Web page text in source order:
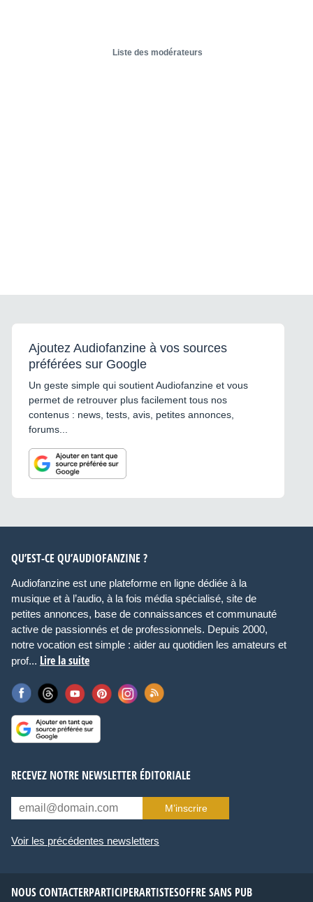
Liste des modérateurs
Ajoutez Audiofanzine à vos sources
préférées sur Google
Un geste simple qui soutient Audiofanzine et vous
permet de retrouver plus facilement tous nos
contenus : news, tests, avis, petites annonces,
forums...
QU’EST-CE QU’AUDIOFANZINE ?
Audiofanzine est une plateforme en ligne dédiée à la
musique et à l’audio, à la fois média spécialisé, site de
petites annonces, base de connaissances et communauté
active de passionnés et de professionnels. Depuis 2000,
notre vocation est simple : aider au quotidien les amateurs et
prof... Lire la suite
RECEVEZ NOTRE NEWSLETTER ÉDITORIALE
M’inscrire
Voir les précédentes newsletters
NOUS CONTACTERPARTICIPERARTISTESOFFRE SANS PUB